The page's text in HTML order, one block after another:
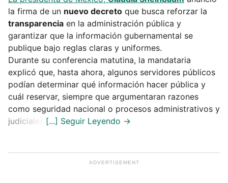
la firma de un nuevo decreto que busca reforzar la
transparencia en la administración pública y
garantizar que la información gubernamental se
publique bajo reglas claras y uniformes.
Durante su conferencia matutina, la mandataria
explicó que, hasta ahora, algunos servidores públicos
podían determinar qué información hacer pública y
cuál reservar, siempre que argumentaran razones
como seguridad nacional o procesos administrativos y
judiciales.